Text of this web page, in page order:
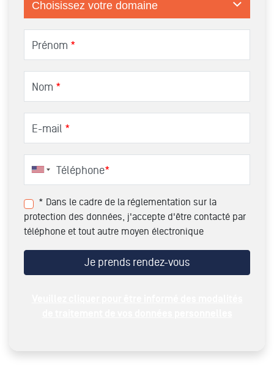
Prénom *
Nom *
E-mail *
Téléphone*
* Dans le cadre de la réglementation sur la
protection des données, j'accepte d'être contacté par
téléphone et tout autre moyen électronique